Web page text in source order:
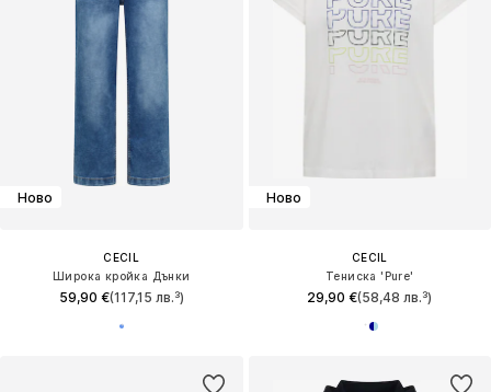
Ново
CECIL
Широка кройка Дънки
59,90 €(117,15 лв.³)
Ново
CECIL
Тениска 'Pure'
29,90 €(58,48 лв.³)